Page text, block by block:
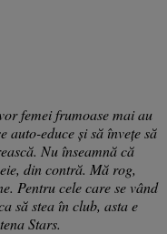
femei frumoase mai au
auto-educe și să învețe să
Nu înseamnă că
din contră. Mă rog,
Pentru cele care se vând
să stea în club, asta e
Stars.